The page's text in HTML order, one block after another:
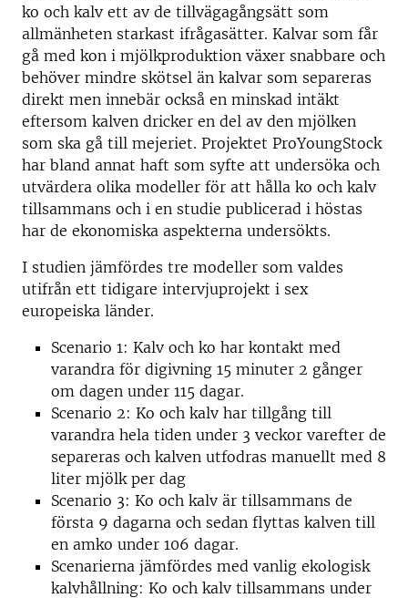
ko och kalv ett av de tillvägagångsätt som
allmänheten starkast ifrågasätter. Kalvar som får
gå med kon i mjölkproduktion växer snabbare och
behöver mindre skötsel än kalvar som separeras
direkt men innebär också en minskad intäkt
eftersom kalven dricker en del av den mjölken
som ska gå till mejeriet. Projektet ProYoungStock
har bland annat haft som syfte att undersöka och
utvärdera olika modeller för att hålla ko och kalv
tillsammans och i en studie publicerad i höstas
har de ekonomiska aspekterna undersökts.
I studien jämfördes tre modeller som valdes
utifrån ett tidigare intervjuprojekt i sex
europeiska länder.
Scenario 1: Kalv och ko har kontakt med
varandra för digivning 15 minuter 2 gånger
om dagen under 115 dagar.
Scenario 2: Ko och kalv har tillgång till
varandra hela tiden under 3 veckor varefter de
separeras och kalven utfodras manuellt med 8
liter mjölk per dag
Scenario 3: Ko och kalv är tillsammans de
första 9 dagarna och sedan flyttas kalven till
en amko under 106 dagar.
Scenarierna jämfördes med vanlig ekologisk
kalvhållning: Ko och kalv tillsammans under